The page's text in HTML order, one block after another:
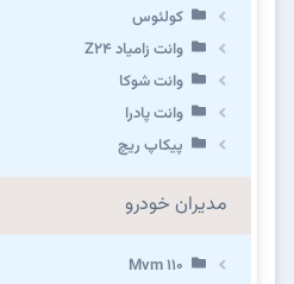
كولئوس
وانت زامیاد Z24
وانت شوکا
وانت پادرا
پیکاپ ریچ
مدیران خودرو
Mvm 110